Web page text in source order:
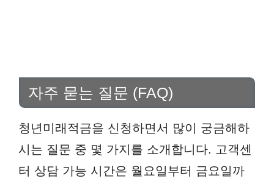
자주 묻는 질문 (FAQ)
청년미래적금을 신청하면서 많이 궁금해하
시는 질문 중 몇 가지를 소개합니다. 고객센
터 상담 가능 시간은 월요일부터 금요일까